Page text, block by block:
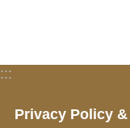
:::
Privacy Policy